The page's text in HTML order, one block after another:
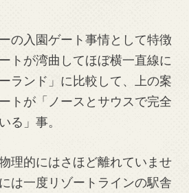
の入園ゲート事情として特徴
トが湾曲してほぼ横一直線に
ランド」に比較して、上の案
トが「ノースとサウスで完全
る」事。
理的にはさほど離れていませ
は一度リゾートラインの駅舎